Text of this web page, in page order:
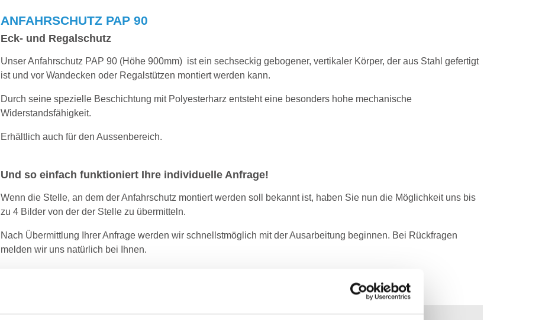
ANFAHRSCHUTZ PAP 90
Eck- und Regalschutz
Unser Anfahrschutz PAP 90 (Höhe 900mm) ist ein sechseckig gebogener, vertikaler Körper, der aus Stahl gefertigt
ist und vor Wandecken oder Regalstützen montiert werden kann.
Durch seine spezielle Beschichtung mit Polyesterharz entsteht eine besonders hohe mechanische
Widerstandsfähigkeit.
Erhältlich auch für den Aussenbereich.
Und so einfach funktioniert Ihre individuelle Anfrage!
Wenn die Stelle, an dem der Anfahrschutz montiert werden soll bekannt ist, haben Sie nun die Möglichkeit uns bis
zu 4 Bilder von der der Stelle zu übermitteln.
Nach Übermittlung Ihrer Anfrage werden wir schnellstmöglich mit der Ausarbeitung beginnen. Bei Rückfragen
melden wir uns natürlich bei Ihnen.